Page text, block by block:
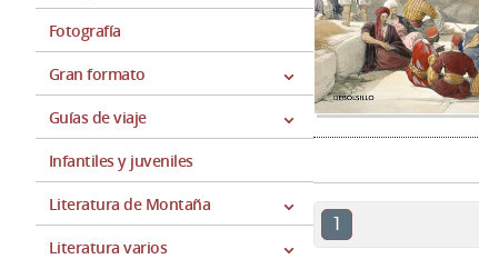
Fotografía
Gran formato
Guías de viaje
Infantiles y juveniles
Literatura de Montaña
Literatura varios
1